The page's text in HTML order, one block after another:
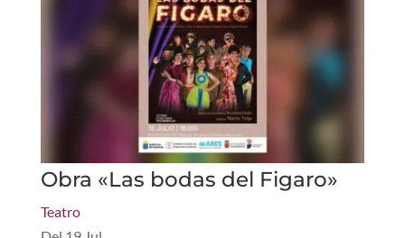
Obra «Las bodas del Figaro»
Teatro